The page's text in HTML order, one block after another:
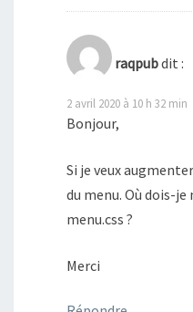
raqpubdit :
2 avril 2020 à 10 h 32 min
Bonjour,
Si je veux
du menu. Où dois-
menu.css ?
Merci